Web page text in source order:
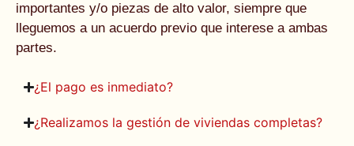
importantes y/o piezas de alto valor, siempre que
lleguemos a un acuerdo previo que interese a ambas
partes.
¿El pago es inmediato?
¿Realizamos la gestión de viviendas completas?